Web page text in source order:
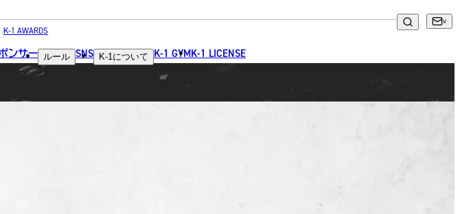
K-1 AWARDS
ンサー ルール SNS K-1 について K-1 GYMK-1 LICENSE